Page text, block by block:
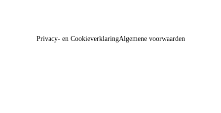
Privacy- en CookieverklaringAlgemene voorwaarden